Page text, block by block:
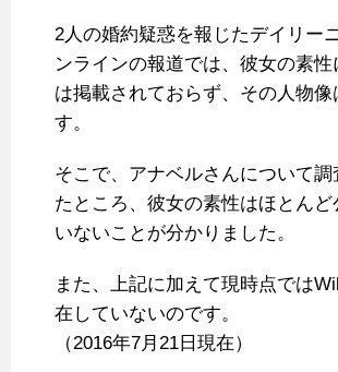
2人の婚約疑惑を報じたデイリー
ンラインの報道では、彼女の素性
は掲載されておらず、その人物像
す。
そこで、アナベルさんについて調
たところ、彼女の素性はほとんど
いないことが分かりました。
また、上記に加えて現時点では
在していないのです。
（2016年7月21日現在）